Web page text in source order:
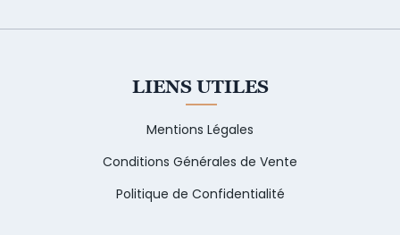
LIENS UTILES
Mentions Légales
Conditions Générales de Vente
Politique de Confidentialité